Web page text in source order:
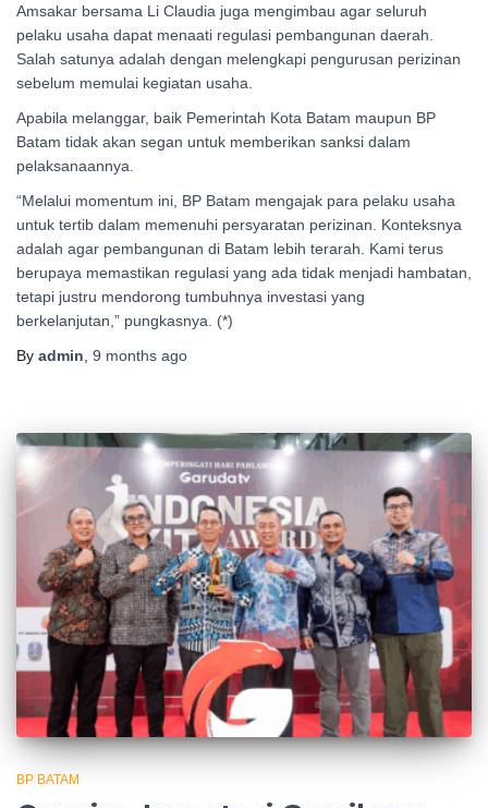
Amsakar bersama Li Claudia juga mengimbau agar seluruh
pelaku usaha dapat menaati regulasi pembangunan daerah.
Salah satunya adalah dengan melengkapi pengurusan perizinan
sebelum memulai kegiatan usaha.
Apabila melanggar, baik Pemerintah Kota Batam maupun BP
Batam tidak akan segan untuk memberikan sanksi dalam
pelaksanaannya.
“Melalui momentum ini, BP Batam mengajak para pelaku usaha
untuk tertib dalam memenuhi persyaratan perizinan. Konteksnya
adalah agar pembangunan di Batam lebih terarah. Kami terus
berupaya memastikan regulasi yang ada tidak menjadi hambatan,
tetapi justru mendorong tumbuhnya investasi yang
berkelanjutan,” pungkasnya. (*)
By admin 9 months ago
BP BATAM